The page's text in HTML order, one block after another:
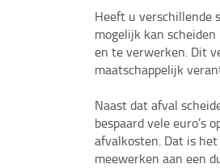
Heeft u verschillende
mogelijk kan
en te verwerken. Dit
maatschappelijk
Naast dat afval
bespaard vele euro’s
afvalkosten. Dat is
meewerken aan een